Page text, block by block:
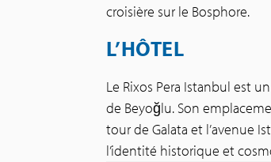
croisière sur le Bosphore.
L’HÔTEL
Le Rixos Pera Istanbul est
de Beyoğlu. Son
tour de Galata et l’avenue
l’identité historique et